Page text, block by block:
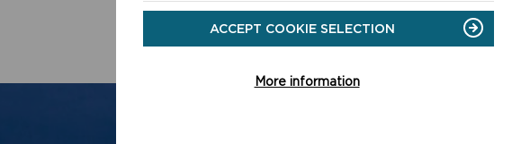
ACCEPT COOKIE SELECTION
More information